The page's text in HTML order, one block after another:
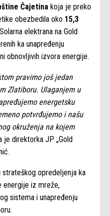
Čajetina koja je preko
obezbedila oko 15,3
elektrana na Gold
ka unapređenju
obnovljivih izvora energije.
pravimo još jedan
Zlatiboru. Ulaganjem u
energetsku
potvrđujemo i našu
okruženja na kojem
je direktorka JP „Gold
opredeljenja ka
energije iz mreže,
sistema i unapređenju